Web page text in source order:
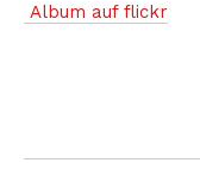
Album auf flickr